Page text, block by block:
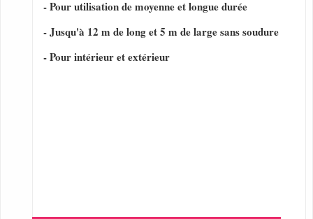
- Pour utilisation de moyenne et longue durée
- Jusqu'à 12 m de long et 5 m de large sans soudure
- Pour intérieur et extérieur